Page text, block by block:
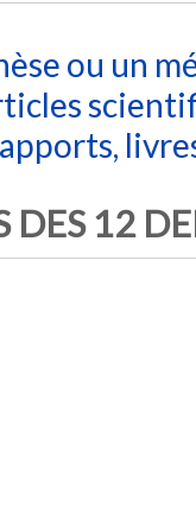
ou un
DES 12